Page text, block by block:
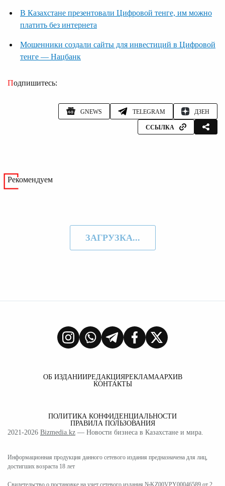
В Казахстане презентовали Цифровой тенге, им можно
платить без интернета
Мошенники создали сайты для инвестиций в Цифровой
тенге — Нацбанк
Подпишитесь:
GNEWS TELEGRAM ДЗЕН
ССЫЛКА
Рекомендуем
ЗАГРУЗКА...
ОБ ИЗДАНИИРЕДАКЦИЯРЕКЛАМААРХИВ
КОНТАКТЫ
ПОЛИТИКА КОНФИДЕНЦИАЛЬНОСТИ
ПРАВИЛА ПОЛЬЗОВАНИЯ
2021-2026 Bizmedia.kz — Новости бизнеса в Казахстане и мира.
Информационная продукция данного сетевого издания предназначена для лиц,
достигших возраста 18 лет
Свидетельство о постановке на учет сетевого издания №KZ00VPY00046589 от 2